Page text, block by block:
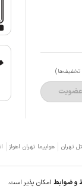
تخفیف‌ها)
عضویت
تهران هواپیما تهران اهواز
و ضوابط امکان پذیر است.